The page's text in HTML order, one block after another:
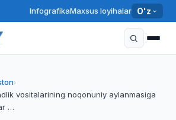
InfografikaMaxsus loyihalar O'z
›
vositalarining noqonuniy aylanmasiga
…